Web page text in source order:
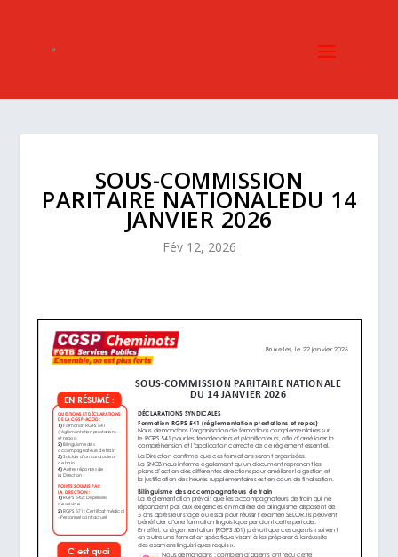
SOUS-COMMISSION
PARITAIRE NATIONALEDU 14
JANVIER 2026
Fév 12, 2026